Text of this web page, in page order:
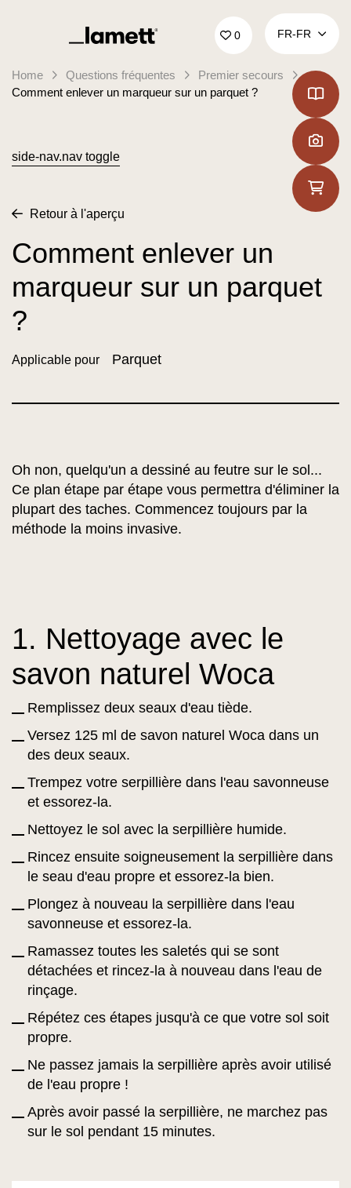
Retour à la page d'accueil 0 FR‑FR
Home Questions fréquentes
Premier secours
Comment enlever un marqueur sur un parquet ?
side-nav.nav toggle
Retour à l'aperçu
Comment enlever un
marqueur sur un parquet
?
Applicable pour Parquet
Oh non, quelqu'un a dessiné au feutre sur le sol...
Ce plan étape par étape vous permettra d'éliminer la
plupart des taches. Commencez toujours par la
méthode la moins invasive.
1. Nettoyage avec le
savon naturel Woca
Remplissez deux seaux d'eau tiède.
Versez 125 ml de savon naturel Woca dans un
des deux seaux.
Trempez votre serpillière dans l'eau savonneuse
et essorez-la.
Nettoyez le sol avec la serpillière humide.
Rincez ensuite soigneusement la serpillière dans
le seau d'eau propre et essorez-la bien.
Plongez à nouveau la serpillière dans l'eau
savonneuse et essorez-la.
Ramassez toutes les saletés qui se sont
détachées et rincez-la à nouveau dans l'eau de
rinçage.
Répétez ces étapes jusqu'à ce que votre sol soit
propre.
Ne passez jamais la serpillière après avoir utilisé
de l'eau propre !
Après avoir passé la serpillière, ne marchez pas
sur le sol pendant 15 minutes.